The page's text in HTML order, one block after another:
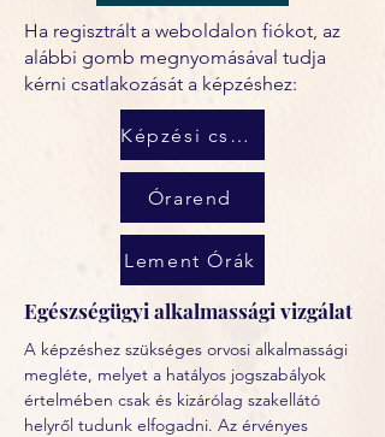
Ha regisztrált a weboldalon fiókot, az
alábbi gomb megnyomásával tudja
kérni csatlakozását a képzéshez:
Képzési csoport
Órarend
Lement Órák
Egészségügyi alkalmassági vizgálat
A képzéshez szükséges orvosi alkalmassági
megléte, melyet a hatályos jogszabályok
értelmében csak és kizárólag szakellátó
helyről tudunk elfogadni. Az érvényes